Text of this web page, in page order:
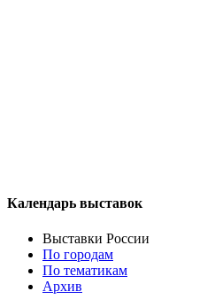
Календарь выставок
Выставки России
По городам
По тематикам
Архив